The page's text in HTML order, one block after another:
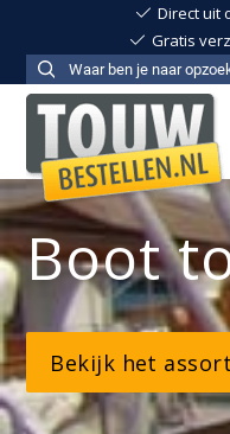
Direct uit
Gratis
Boot
Bekijk het